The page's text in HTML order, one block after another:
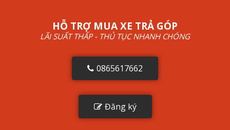
HỖ TRỢ MUA XE TRẢ GÓP
LÃI SUẤT THẤP - THỦ TỤC NHANH CHÓNG
0865617662
Đăng ký